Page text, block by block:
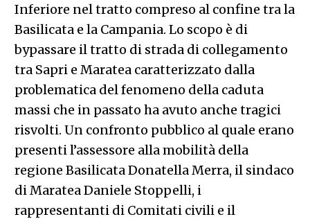
Inferiore nel tratto compreso al confine tra la
Basilicata e la Campania. Lo scopo è di
bypassare il tratto di strada di collegamento
tra Sapri e Maratea caratterizzato dalla
problematica del fenomeno della caduta
massi che in passato ha avuto anche tragici
risvolti. Un confronto pubblico al quale erano
presenti l’assessore alla mobilità della
regione Basilicata Donatella Merra, il sindaco
di Maratea Daniele Stoppelli, i
rappresentanti di Comitati civili e il